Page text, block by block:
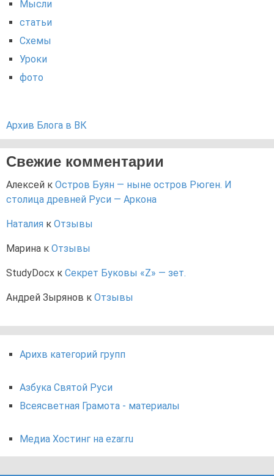
Мысли
статьи
Схемы
Уроки
фото
Архив Блога в ВК
Свежие комментарии
Алексей к Остров Буян — ныне остров Рюген. И
столица древней Руси — Аркона
Наталия к Отзывы
Марина к Отзывы
StudyDocx к Секрет Буковы «Z» — зет.
Андрей Зырянов к Отзывы
Арихв категорий групп
Азбука Святой Руси
Всеясветная Грамота - материалы
Медиа Хостинг на ezar.ru